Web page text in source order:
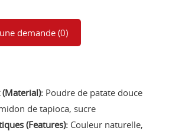
demande (0)
Poudre de patate douce
de tapioca, sucre
(Features): Couleur naturelle,